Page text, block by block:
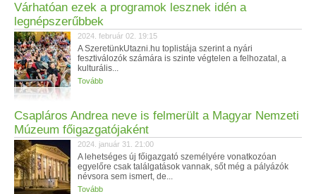
Várhatóan ezek a programok lesznek idén a
legnépszerűbbek
2024. február 02. 19:15
A SzeretünkUtazni.hu toplistája szerint a nyári
fesztiválozók számára is szinte végtelen a felhozatal, a
kulturális...
Tovább
Csapláros Andrea neve is felmerült a Magyar Nemzeti
Múzeum főigazgatójaként
2024. január 31. 21:00
A lehetséges új főigazgató személyére vonatkozóan
egyelőre csak találgatások vannak, sőt még a pályázók
névsora sem ismert, de...
Tovább